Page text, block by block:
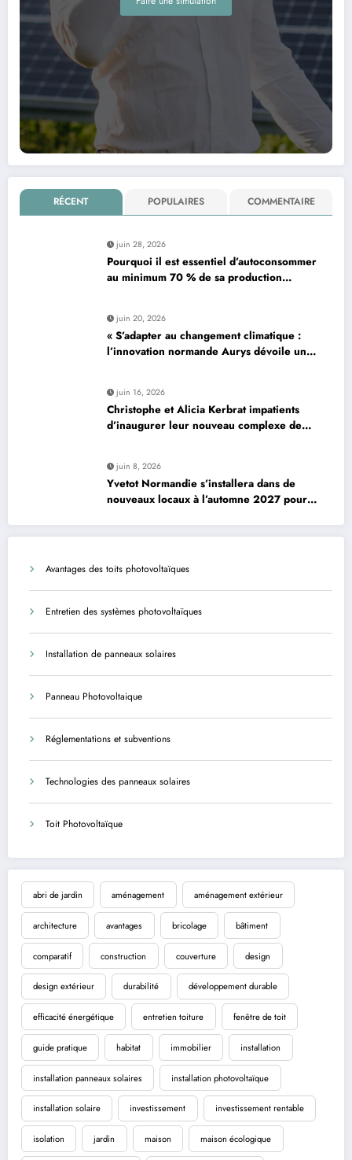
RÉCENT POPULAIRES COMMENTAIRE
juin 28, 2026
Pourquoi il est essentiel d’autoconsommer
au minimum 70 % de sa production
juin 20, 2026
« S’adapter au changement climatique :
l’innovation normande Aurys dévoile un
juin 16, 2026
Christophe et Alicia Kerbrat impatients
d’inaugurer leur nouveau complexe de
juin 8, 2026
Yvetot Normandie s’installera dans de
nouveaux locaux à l’automne 2027 pour
Avantages des toits photovoltaïques
Entretien des systèmes photovoltaïques
Installation de panneaux solaires
Panneau Photovoltaique
Réglementations et subventions
Technologies des panneaux solaires
Toit Photovoltaïque
abri de jardin aménagement aménagement extérieur
architecture avantages bricolage bâtiment
comparatif construction couverture design
design extérieur durabilité développement durable
efficacité énergétique entretien toiture fenêtre de toit
guide pratique habitat immobilier installation
installation panneaux solaires installation photovoltaïque
installation solaire investissement investissement rentable
isolation jardin maison maison écologique